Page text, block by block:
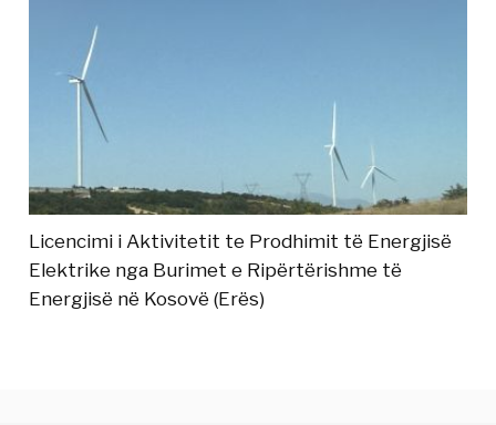
Licencimi i Aktivitetit te Prodhimit të Energjisë
Elektrike nga Burimet e Ripërtërishme të
Energjisë në Kosovë (Erës)